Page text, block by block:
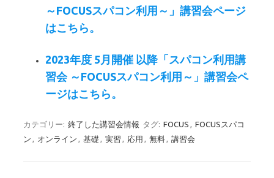
～FOCUSスパコン利用～」講習会ページ
はこちら。
2023年度 5月開催 以降「スパコン利用講
習会 ～FOCUSスパコン利用～」講習会ペ
ージはこちら。
カテゴリー: 終了した講習会情報 タグ: FOCUS , FOCUSスパコ
ン , オンライン , 基礎 , 実習 , 応用 , 無料, 講習会